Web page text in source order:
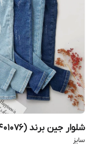
شلوار جین برند (401076)
سایز